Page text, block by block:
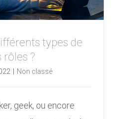
types de
rôles ?
Non classé
geek, ou encore